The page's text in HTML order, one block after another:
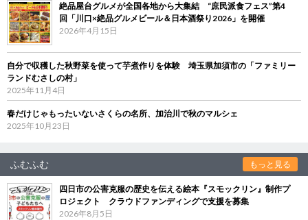
絶品屋台グルメが全国各地から大集結 “庶民派食フェス”第4
回「川口×絶品グルメビール＆日本酒祭り2026」を開催
2026年4月15日
自分で収穫した秋野菜を使って芋煮作りを体験 埼玉県加須市の「ファミリー
ランドむさしの村」
2025年11月4日
春だけじゃもったいないさくらの名所、加治川で秋のマルシェ
2025年10月23日
ふむふむ もっと見る
四日市の公害克服の歴史を伝える絵本『スモックリン』制作プ
ロジェクト クラウドファンディングで支援を募集
2026年8月5日